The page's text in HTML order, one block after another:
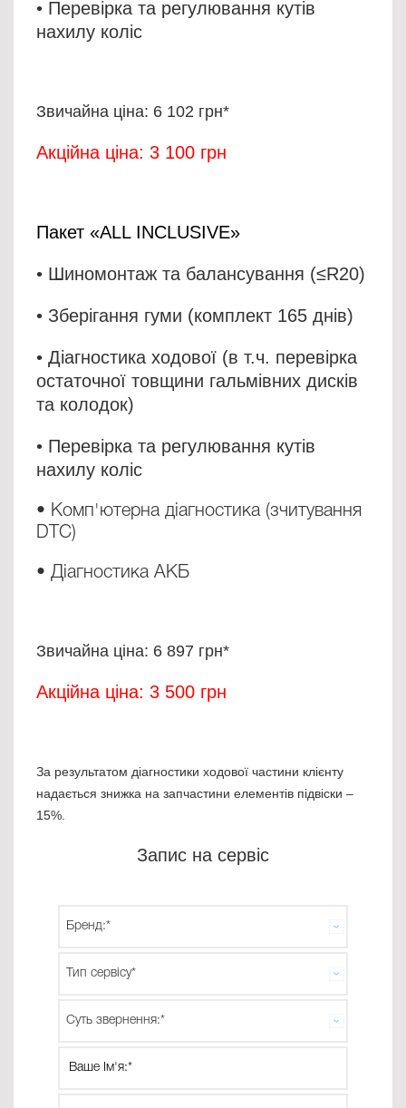
• Перевірка та регулювання кутів
нахилу коліс
Звичайна ціна: 6 102 грн*
Акційна ціна: 3 100 грн
Пакет «ALL INCLUSIVE»
• Шиномонтаж та балансування (≤R20)
• Зберігання гуми (комплект 165 днів)
• Діагностика ходової (в т.ч. перевірка
остаточної товщини гальмівних дисків
та колодок)
• Перевірка та регулювання кутів
нахилу коліс
• Комп'ютерна діагностика (зчитування
DTC)
• Діагностика АКБ
Звичайна ціна: 6 897 грн*
Акційна ціна: 3 500 грн
За результатом діагностики ходової частини клієнту
надається знижка на запчастини елементів підвіски –
15%.
Запис на сервіс